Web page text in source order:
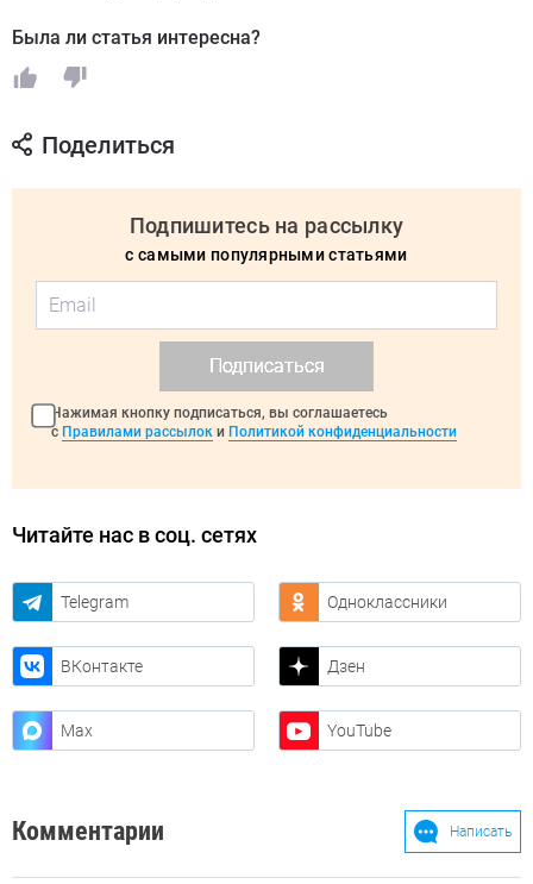
Была ли статья интересна?
Поделиться
Подпишитесь на рассылку
с самыми популярными статьями
Подписаться
Нажимая кнопку подписаться, вы соглашаетесь
с Правилами рассылок и Политикой конфиденциальности
Читайте нас в соц. сетях
Telegram Одноклассники
ВКонтакте Дзен
Max YouTube
Комментарии Написать